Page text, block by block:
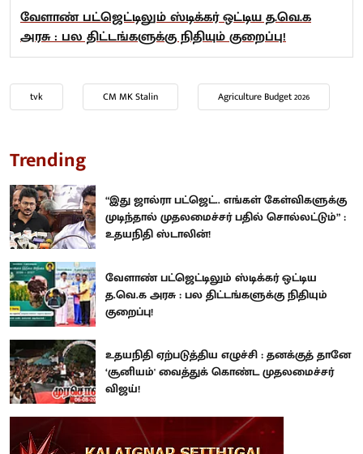
வேளாண் பட்ஜெட்டிலும் ஸ்டிக்கர் ஒட்டிய த.வெ.க
அரசு : பல திட்டங்களுக்கு நிதியும் குறைப்பு!
tvk CM MK Stalin Agriculture Budget 2026
Trending
“இது ஜால்ரா பட்ஜெட்.. எங்கள் கேள்விகளுக்கு
முடிந்தால் முதலமைச்சர் பதில் சொல்லட்டும்” :
உதயநிதி ஸ்டாலின்!
வேளாண் பட்ஜெட்டிலும் ஸ்டிக்கர் ஒட்டிய
த.வெ.க அரசு : பல திட்டங்களுக்கு நிதியும்
குறைப்பு!
உதயநிதி ஏற்படுத்திய எழுச்சி : தனக்குத் தானே
‘சூனியம்' வைத்துக் கொண்ட முதலமைச்சர்
விஜய்!